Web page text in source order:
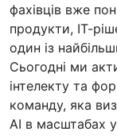
фахівців вже
продукти, ІТ-
один із
Сьогодні ми
інтелекту та
команду, яка
AI в масштабах